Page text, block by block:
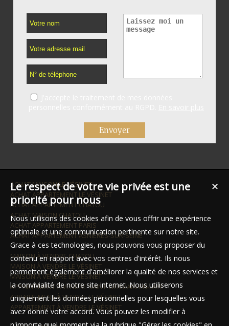
ACHAT MAISON LE VÉSINET
ACHAT APPARTEMENT LE VÉSINET
ACHAT APPARTEMENT CHATOU
ACHAT MAISON CHATOU
ACHAT APPARTEMENT PARIS
ACHAT APPARTEMENT ASNIÈRES-SUR-SEINE
MAISON À VENDRE CHATOU
MAISON À VENDRE LE VÉSINET
MAISON À VENDRE LE VÉSINET
APPARTEMENT À VENDRE SAINT-GERMAIN-EN-LAYE
APPARTEMENT À VENDRE LE VÉSINET
APPARTEMENT À VENDRE LE VÉSINET
✕
Le respect de votre vie privée est une
priorité pour nous
Nous utilisons des cookies afin de vous offrir une expérience
optimale et une communication pertinente sur notre site.
Grace à ces technologies, nous pouvons vous proposer du
contenu en rapport avec vos centres d'intérêt. Ils nous
permettent également d'améliorer la qualité de nos services et
la convivialité de notre site internet. Nous utiliserons
uniquement les données personnelles pour lesquelles vous
avez donné votre accord. Vous pouvez les modifier à